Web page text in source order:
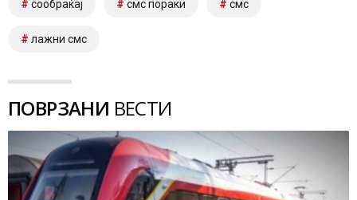
сообраќај смс пораки смс
лажни смс
ПОВРЗАНИ ВЕСТИ